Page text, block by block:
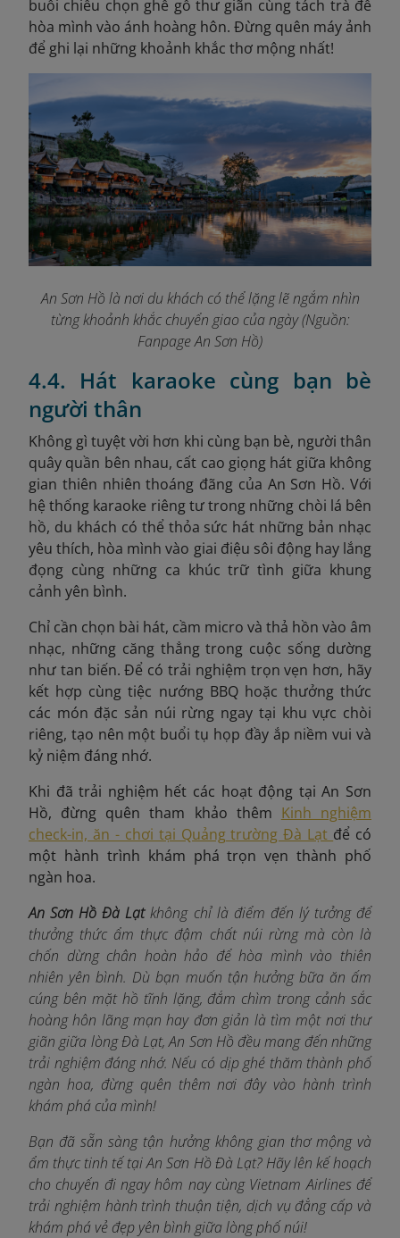
buổi chiều chọn ghế gỗ thư giãn cùng tách trà để
hòa mình vào ánh hoàng hôn. Đừng quên máy ảnh
để ghi lại những khoảnh khắc thơ mộng nhất!
An Sơn Hồ là nơi du khách có thể lặng lẽ ngắm nhìn
từng khoảnh khắc chuyển giao của ngày (Nguồn:
Fanpage An Sơn Hồ)
4.4. Hát karaoke cùng bạn bè
người thân
Không gì tuyệt vời hơn khi cùng bạn bè, người thân
quây quần bên nhau, cất cao giọng hát giữa không
gian thiên nhiên thoáng đãng của An Sơn Hồ. Với
hệ thống karaoke riêng tư trong những chòi lá bên
hồ, du khách có thể thỏa sức hát những bản nhạc
yêu thích, hòa mình vào giai điệu sôi động hay lắng
đọng cùng những ca khúc trữ tình giữa khung
cảnh yên bình.
Chỉ cần chọn bài hát, cầm micro và thả hồn vào âm
nhạc, những căng thẳng trong cuộc sống dường
như tan biến. Để có trải nghiệm trọn vẹn hơn, hãy
kết hợp cùng tiệc nướng BBQ hoặc thưởng thức
các món đặc sản núi rừng ngay tại khu vực chòi
riêng, tạo nên một buổi tụ họp đầy ắp niềm vui và
kỷ niệm đáng nhớ.
Khi đã trải nghiệm hết các hoạt động tại An Sơn
Hồ, đừng quên tham khảo thêm Kinh nghiệm
check-in, ăn - chơi tại Quảng trường Đà Lạt để có
một hành trình khám phá trọn vẹn thành phố
ngàn hoa.
An Sơn Hồ Đà Lạtkhông chỉ là điểm đến lý tưởng để
thưởng thức ẩm thực đậm chất núi rừng mà còn là
chốn dừng chân hoàn hảo để hòa mình vào thiên
nhiên yên bình. Dù bạn muốn tận hưởng bữa ăn ấm
cúng bên mặt hồ tĩnh lặng, đắm chìm trong cảnh sắc
hoàng hôn lãng mạn hay đơn giản là tìm một nơi thư
giãn giữa lòng Đà Lạt, An Sơn Hồ đều mang đến những
trải nghiệm đáng nhớ. Nếu có dịp ghé thăm thành phố
ngàn hoa, đừng quên thêm nơi đây vào hành trình
khám phá của mình!
Bạn đã sẵn sàng tận hưởng không gian thơ mộng và
ẩm thực tinh tế tại An Sơn Hồ Đà Lạt? Hãy lên kế hoạch
cho chuyến đi ngay hôm nay cùng Vietnam Airlines để
trải nghiệm hành trình thuận tiện, dịch vụ đẳng cấp và
khám phá vẻ đẹp yên bình giữa lòng phố núi!